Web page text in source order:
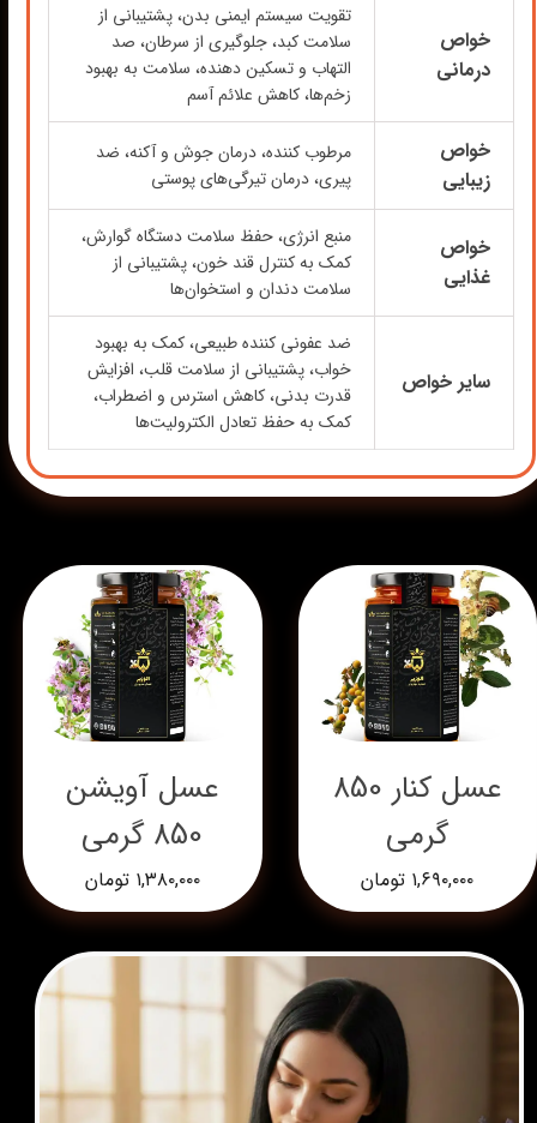
خواص
درمانی
تقویت سیستم ایمنی بدن، پشتیبانی از
سلامت کبد، جلوگیری از سرطان، صد
التهاب و تسکین دهنده، سلامت به بهبود
زخم‌ها، کاهش علائم آسم
خواص
زیبایی
مرطوب کننده، درمان جوش و آکنه، ضد
پیری، درمان تیرگی‌های پوستی
خواص
غذایی
منبع انرژی، حفظ سلامت دستگاه گوارش،
کمک به کنترل قند خون، پشتیبانی از
سلامت دندان و استخوان‌ها
سایر خواص
ضد عفونی کننده طبیعی، کمک به بهبود
خواب، پشتیبانی از سلامت قلب، افزایش
قدرت بدنی، کاهش استرس و اضطراب،
کمک به حفظ تعادل الکترولیت‌ها
عسل کنار 850
گرمی
۱,۶۹۰,۰۰۰ تومان
عسل آویشن
850 گرمی
۱,۳۸۰,۰۰۰ تومان